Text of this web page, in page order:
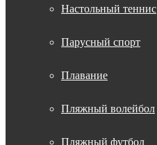
Настольный теннис
Парусный спорт
Плавание
Пляжный волейбол
Пляжный футбол